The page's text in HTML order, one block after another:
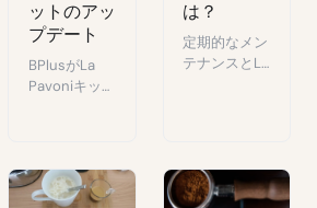
ットのアッ
プデート
BPlusがLa
Pavoniキット
保存、改良タ
ンパーとファ
は？
定期的なメン
テナンスとLa